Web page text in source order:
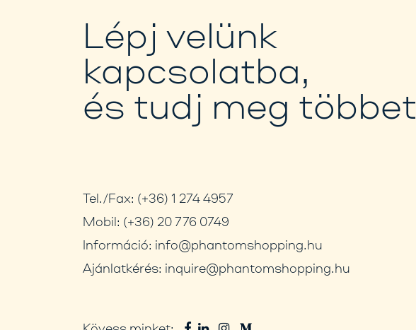
Lépj velünk
kapcsolatba,
és tudj meg többet
Tel./Fax: (+36) 1 274 4957
Mobil: (+36) 20 776 0749
Információ: info@phantomshopping.hu
Ajánlatkérés: inquire@phantomshopping.hu